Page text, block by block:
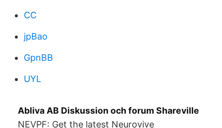
CC
jpBao
GpnBB
UYL
Abliva AB Diskussion och forum Shareville
NEVPF: Get the latest Neurovive